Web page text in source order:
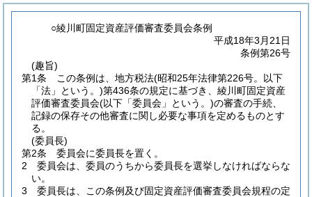
○綾川町固定資産評価審査委員会条例
平成18年3月21日
条例第26号
(趣旨)
第1条
この条例は、地方税法(昭和25年法律第226号。以下
「法」という。)第436条の規定に基づき、綾川町固定資産
評価審査委員会(以下「委員会」という。)の審査の手続、
記録の保存その他審査に関し必要な事項を定めるものとす
る。
(委員長)
第2条
委員会に委員長を置く。
2
委員会は、委員のうちから委員長を選挙しなければならな
い。
3
委員長は、この条例及び固定資産評価審査委員会規程の定